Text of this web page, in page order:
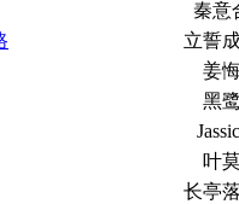
秦意
立誓
姜
黑
叶
长亭